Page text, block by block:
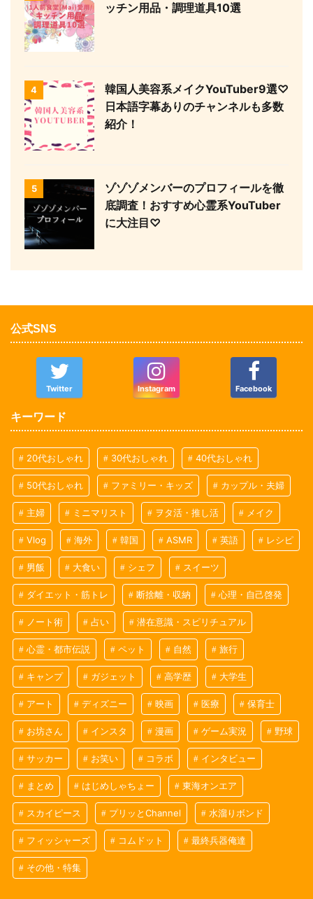
ッチン用品・調理道具10選
4
韓国人美容系メイクYouTuber9選♡
日本語字幕ありのチャンネルも多数
紹介！
5
ゾゾゾメンバーのプロフィールを徹
底調査！おすすめ心霊系YouTuber
に大注目♡
公式SNS
Twitter Instagram Facebook
キーワード
20代おしゃれ 30代おしゃれ 40代おしゃれ
50代おしゃれ ファミリー・キッズ カップル・夫婦
主婦 ミニマリスト ヲタ活・推し活 メイク
Vlog 海外 韓国 ASMR 英語 レシピ
男飯 大食い シェフ スイーツ
ダイエット・筋トレ 断捨離・収納 心理・自己啓発
ノート術 占い 潜在意識・スピリチュアル
心霊・都市伝説 ペット 自然 旅行
キャンプ ガジェット 高学歴 大学生
アート ディズニー 映画 医療 保育士
お坊さん インスタ 漫画 ゲーム実況 野球
サッカー お笑い コラボ インタビュー
まとめ はじめしゃちょー 東海オンエア
スカイピース プリッとChannel 水溜りボンド
フィッシャーズ コムドット 最終兵器俺達
その他・特集